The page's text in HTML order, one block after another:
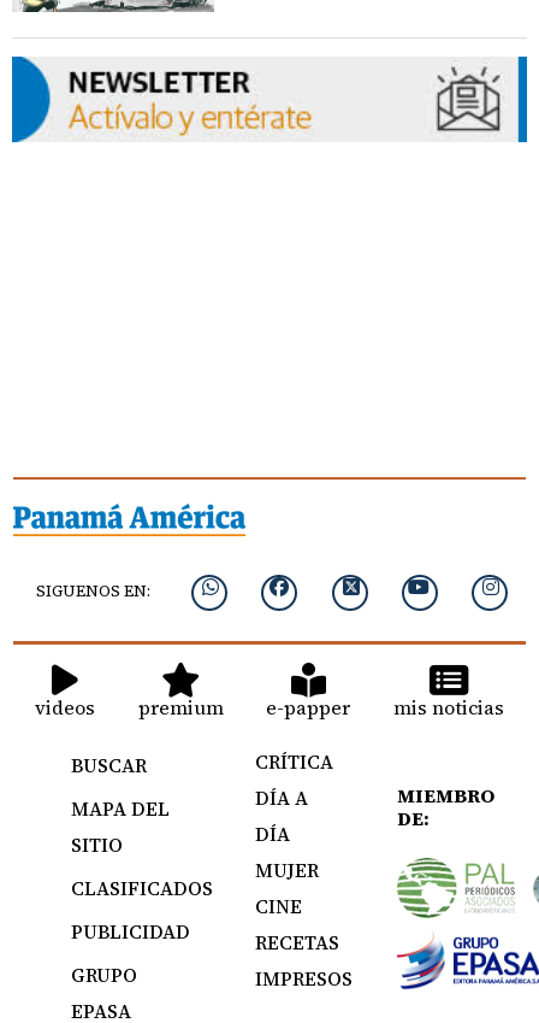
SIGUENOS EN:
videos premium e-papper mis noticias
BUSCAR
MAPA DEL
SITIO
CLASIFICADOS
PUBLICIDAD
GRUPO
EPASA
CRÍTICA
DÍA A
DÍA
MUJER
CINE
RECETAS
IMPRESOS
MIEMBRO
DE: